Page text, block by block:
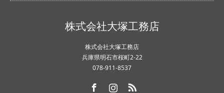
株式会社大塚工務店
株式会社大塚工務店
兵庫県明石市桜町2-22
078-911-8537